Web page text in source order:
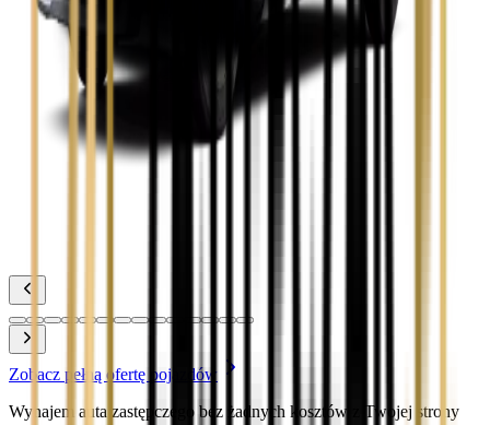
Zobacz
Toyota Corolla
Toyota Prius
Zobacz pełną ofertę pojazdów
Wynajem auta zastępczego bez żadnych kosztów z Twojej strony